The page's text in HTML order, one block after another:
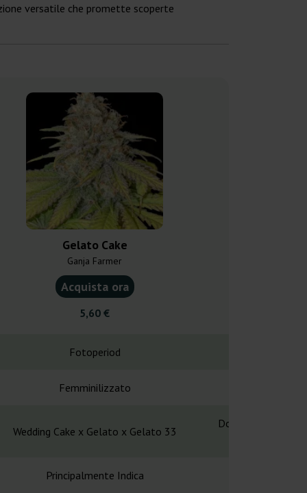
versatile che promette scoperte
Gelato Cake
Ganja Farmer
Acquista ora
5,60 €
Fotoperiod
Femminilizzato
Wedding Cake x Gelato x Gelato 33
DoSiDos x Mendo
Principalmente Indica